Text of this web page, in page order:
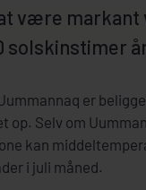
være markant
solskinstimer
er
op. Selv om
kan
i juli måned.